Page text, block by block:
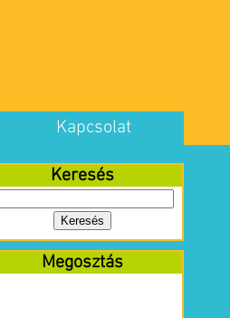
Kapcsolat
Keresés
Megosztás